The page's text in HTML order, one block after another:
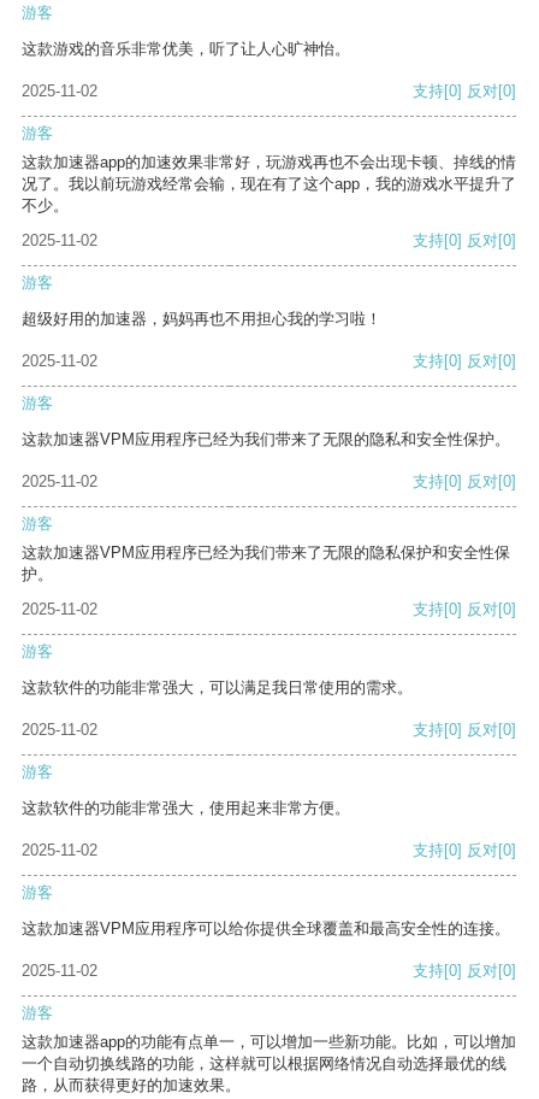
游客
这款游戏的音乐非常优美，听了让人心旷神怡。
2025-11-02 支持[0] 反对[0]
游客
这款加速器app的加速效果非常好，玩游戏再也不会出现卡顿、掉线的情
况了。我以前玩游戏经常会输，现在有了这个app，我的游戏水平提升了
不少。
2025-11-02
支持[0] 反对[0]
游客
超级好用的加速器，妈妈再也不用担心我的学习啦！
2025-11-02 支持[0] 反对[0]
游客
这款加速器VPM应用程序已经为我们带来了无限的隐私和安全性保护。
2025-11-02 支持[0] 反对[0]
游客
这款加速器VPM应用程序已经为我们带来了无限的隐私保护和安全性保
护。
2025-11-02
支持[0] 反对[0]
游客
这款软件的功能非常强大，可以满足我日常使用的需求。
2025-11-02 支持[0] 反对[0]
游客
这款软件的功能非常强大，使用起来非常方便。
2025-11-02 支持[0] 反对[0]
游客
这款加速器VPM应用程序可以给你提供全球覆盖和最高安全性的连接。
2025-11-02 支持[0] 反对[0]
游客
这款加速器app的功能有点单一，可以增加一些新功能。比如，可以增加
一个自动切换线路的功能，这样就可以根据网络情况自动选择最优的线
路，从而获得更好的加速效果。